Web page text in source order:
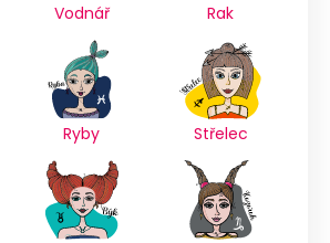
Vodnář Rak
Ryby Střelec